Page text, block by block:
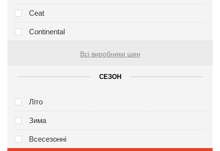
Ceat
Continental
Всі виробники шин
СЕЗОН
Літо
Зима
Всесезонні